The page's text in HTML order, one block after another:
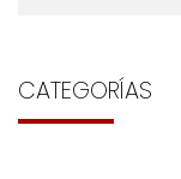
CATEGORÍAS